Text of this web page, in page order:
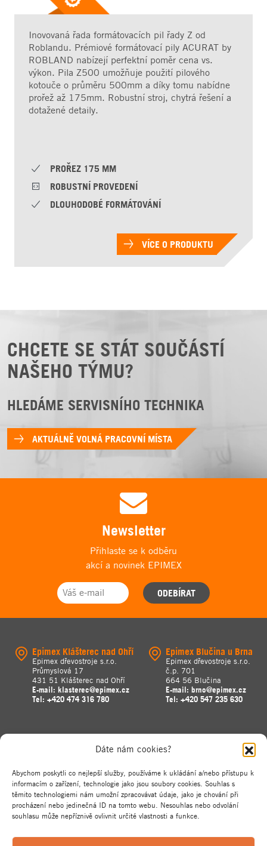
Dáte nám cookies?
Abychom poskytli co nejlepší služby, používáme k ukládání a/nebo přístupu k
informacím o zařízení, technologie jako jsou soubory cookies. Souhlas s
těmito technologiemi nám umožní zpracovávat údaje, jako je chování při
procházení nebo jedinečná ID na tomto webu. Nesouhlas nebo odvolání
souhlasu může nepříznivě ovlivnit určité vlastnosti a funkce.
Inovovaná řada formátovacích pil řady Z od
Roblandu. Prémiové formátovací pily ACURAT by
ROBLAND nabízejí perfektní poměr cena vs.
výkon. Pila Z500 umožňuje použití pilového
kotouče o průměru 500mm a díky tomu nabídne
prořež až 175mm. Robustní stroj, chytrá řešení a
dotažené detaily.
PROŘEZ 175 MM
ROBUSTNÍ PROVEDENÍ
DLOUHODOBÉ FORMÁTOVÁNÍ
VÍCE O PRODUKTU
CHCETE SE STÁT SOUČÁSTÍ
NAŠEHO TÝMU?
HLEDÁME SERVISNÍHO TECHNIKA
AKTUÁLNĚ VOLNÁ PRACOVNÍ MÍSTA
Newsletter
Přihlaste se k odběru
akcí a novinek EPIMEX
ODEBÍRAT
Epimex Klášterec nad Ohří
Epimex dřevostroje s.r.o.
Průmyslová 17
431 51 Klášterec nad Ohří
E-mail: klasterec@epimex.cz
Tel: +420 474 316 780
Epimex Blučina u Brna
Epimex dřevostroje s.r.o.
č.p. 701
664 56 Blučina
E-mail: brno@epimex.cz
Tel: +420 547 235 630